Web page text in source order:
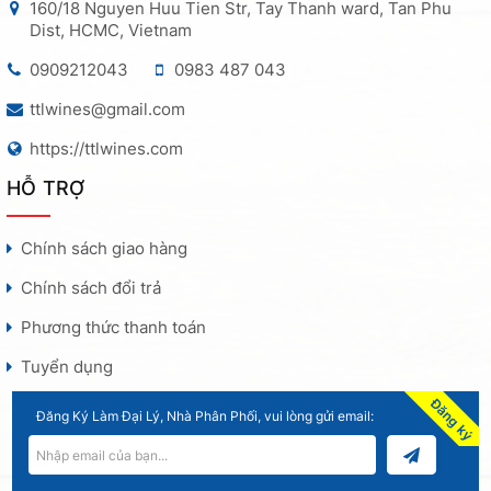
160/18 Nguyen Huu Tien Str, Tay Thanh ward, Tan Phu
Dist, HCMC, Vietnam
0909212043
0983 487 043
ttlwines@gmail.com
https://ttlwines.com
HỖ TRỢ
Chính sách giao hàng
Chính sách đổi trả
Phương thức thanh toán
Tuyển dụng
Đăng Ký Làm Đại Lý, Nhà Phân Phối, vui lòng gửi email: Đăng ký